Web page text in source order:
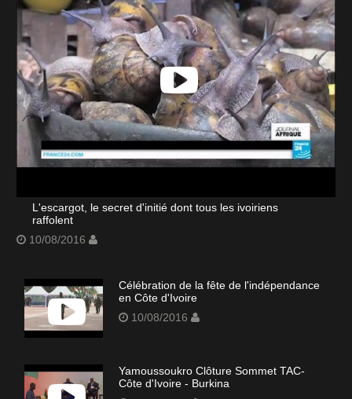
L'escargot, le secret d'initié dont tous les ivoiriens
raffolent
10/08/2016
Célébration de la fête de l'indépendance
en Côte d'Ivoire
10/08/2016
Yamoussoukro Clôture Sommet TAC-
Côte d'Ivoire - Burkina